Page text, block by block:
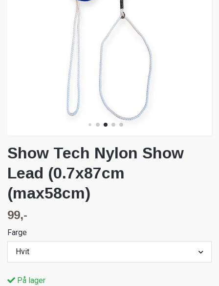
Show Tech Nylon Show
Lead (0.7x87cm
(max58cm)
99,-
Farge
Hvit
På lager